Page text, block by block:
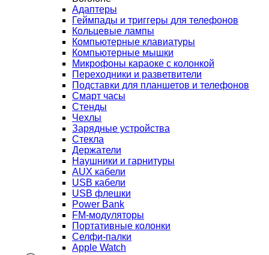
Адаптеры
Геймпады и триггеры для телефонов
Кольцевые лампы
Компьютерные клавиатуры
Компьютерные мышки
Микрофоны караоке с колонкой
Переходники и разветвители
Подставки для планшетов и телефонов
Смарт часы
Стенды
Чехлы
Зарядные устройства
Стекла
Держатели
Наушники и гарнитуры
AUX кабели
USB кабели
USB флешки
Power Bank
FM-модуляторы
Портативные колонки
Селфи-палки
Apple Watch